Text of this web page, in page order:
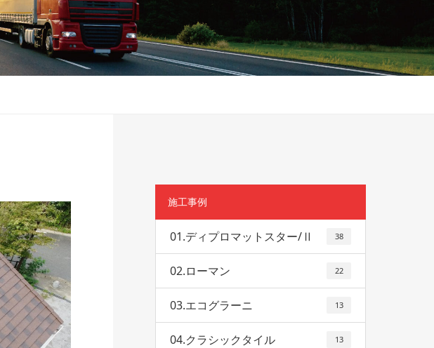
施工事例
01.ディプロマットスター/Ⅱ 38
02.ローマン 22
03.エコグラーニ 13
04.クラシックタイル 13